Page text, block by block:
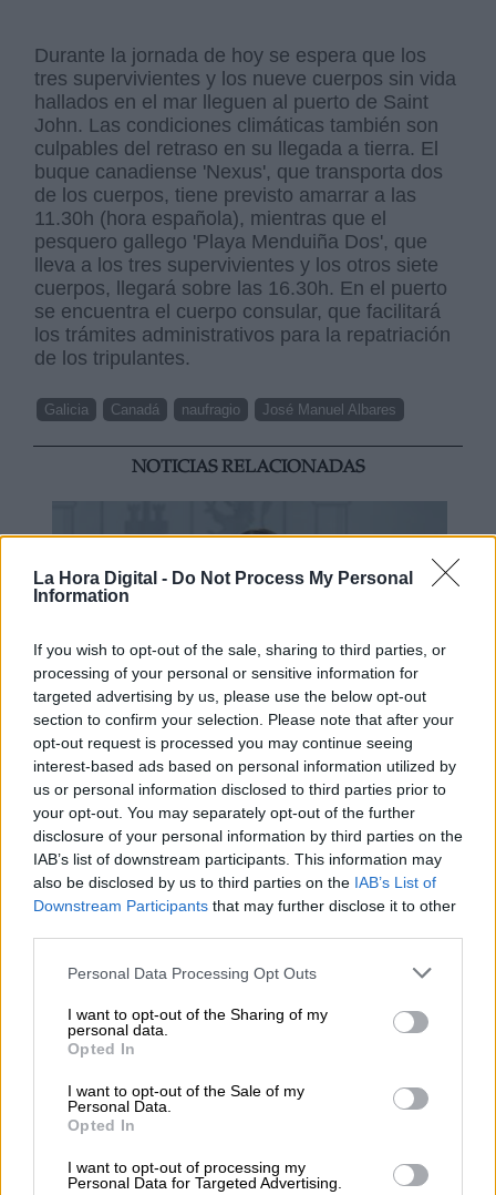
La Hora Digital - Do Not Process My Personal
Information
If you wish to opt-out of the sale, sharing to third parties, or
processing of your personal or sensitive information for
targeted advertising by us, please use the below opt-out
section to confirm your selection. Please note that after your
opt-out request is processed you may continue seeing
interest-based ads based on personal information utilized by
us or personal information disclosed to third parties prior to
your opt-out. You may separately opt-out of the further
disclosure of your personal information by third parties on the
IAB’s list of downstream participants. This information may
also be disclosed by us to third parties on the IAB’s List of
Downstream Participants that may further disclose it to other
Personal Data Processing Opt Outs
I want to opt-out of the Sharing of my
personal data.
Opted In
I want to opt-out of the Sale of my
Personal Data.
Opted In
I want to opt-out of processing my
Personal Data for Targeted Advertising.
Durante la jornada de hoy se espera que los
tres supervivientes y los nueve cuerpos sin vida
hallados en el mar lleguen al puerto de Saint
John. Las condiciones climáticas también son
culpables del retraso en su llegada a tierra. El
buque canadiense 'Nexus', que transporta dos
de los cuerpos, tiene previsto amarrar a las
11.30h (hora española), mientras que el
pesquero gallego 'Playa Menduiña Dos', que
lleva a los tres supervivientes y los otros siete
cuerpos, llegará sobre las 16.30h. En el puerto
se encuentra el cuerpo consular, que facilitará
los trámites administrativos para la repatriación
de los tripulantes.
Galicia Canadá naufragio José Manuel Albares
NOTICIAS RELACIONADAS
España sigue la senda de sus socios
europeos y expulsa a 25
diplomáticos rusos
Pedro Sánchez se compromete con